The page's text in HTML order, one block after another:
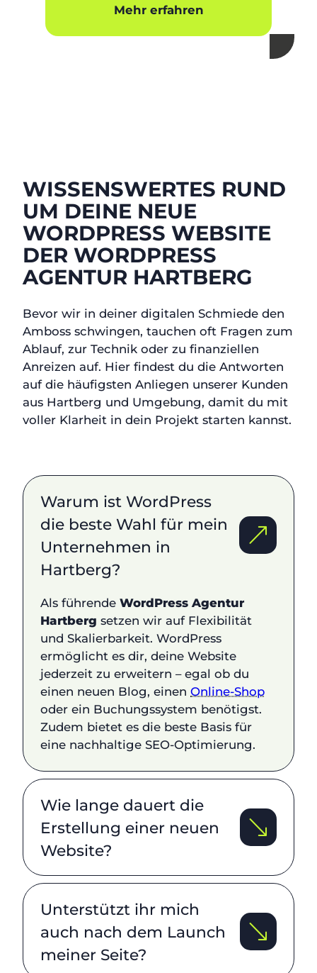
Mehr erfahren
WISSENSWERTES RUND
UM DEINE NEUE
WORDPRESS WEBSITE
DER WORDPRESS
AGENTUR HARTBERG
Bevor wir in deiner digitalen Schmiede den
Amboss schwingen, tauchen oft Fragen zum
Ablauf, zur Technik oder zu finanziellen
Anreizen auf. Hier findest du die Antworten
auf die häufigsten Anliegen unserer Kunden
aus Hartberg und Umgebung, damit du mit
voller Klarheit in dein Projekt starten kannst.
Warum ist WordPress
die beste Wahl für mein
Unternehmen in
Hartberg?
Als führende WordPress Agentur
Hartberg setzen wir auf Flexibilität
und Skalierbarkeit. WordPress
ermöglicht es dir, deine Website
jederzeit zu erweitern – egal ob du
einen neuen Blog, einen Online-Shop
oder ein Buchungssystem benötigst.
Zudem bietet es die beste Basis für
eine nachhaltige SEO-Optimierung.
Wie lange dauert die
Erstellung einer neuen
Website?
Unterstützt ihr mich
auch nach dem Launch
meiner Seite?